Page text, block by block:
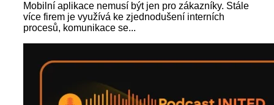
Mobilní aplikace nemusí být jen pro zákazníky. Stále
více firem je využívá ke zjednodušení interních
procesů, komunikace se...